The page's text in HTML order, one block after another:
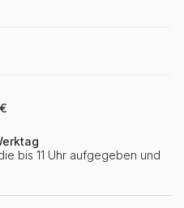
bis 11 Uhr aufgegeben und